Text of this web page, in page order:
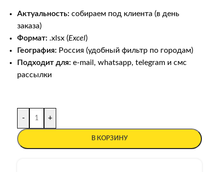
Актуальность: собираем под клиента (в день
заказа)
Формат: .xlsx (Excel)
География: Россия (удобный фильтр по городам)
Подходит для: e-mail, whatsapp, telegram и смс
рассылки
- +
В КОРЗИНУ